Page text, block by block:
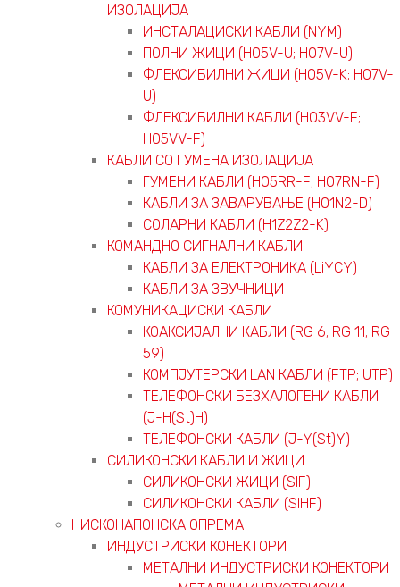
ИЗОЛАЦИЈА
ИНСТАЛАЦИСКИ КАБЛИ (NYM)
ПОЛНИ ЖИЦИ (H05V-U; H07V-U)
ФЛЕКСИБИЛНИ ЖИЦИ (H05V-K; H07V-
U)
ФЛЕКСИБИЛНИ КАБЛИ (H03VV-F;
H05VV-F)
КАБЛИ СО ГУМЕНА ИЗОЛАЦИЈА
ГУМЕНИ КАБЛИ (H05RR-F; H07RN-F)
КАБЛИ ЗА ЗАВАРУВАЊЕ (H01N2-D)
СОЛАРНИ КАБЛИ (H1Z2Z2-K)
КОМАНДНО СИГНАЛНИ КАБЛИ
КАБЛИ ЗА ЕЛЕКТРОНИКА (LiYCY)
КАБЛИ ЗА ЗВУЧНИЦИ
КОМУНИКАЦИСКИ КАБЛИ
КОАКСИЈАЛНИ КАБЛИ (RG 6; RG 11; RG
59)
КОМПЈУТЕРСКИ LAN КАБЛИ (FTP; UTP)
ТЕЛЕФОНСКИ БЕЗХАЛОГЕНИ КАБЛИ
(J-H(St)H)
ТЕЛЕФОНСКИ КАБЛИ (J-Y(St)Y)
СИЛИКОНСКИ КАБЛИ И ЖИЦИ
СИЛИКОНСКИ ЖИЦИ (SIF)
СИЛИКОНСКИ КАБЛИ (SIHF)
НИСКОНАПОНСКА ОПРЕМА
ИНДУСТРИСКИ КОНЕКТОРИ
МЕТАЛНИ ИНДУСТРИСКИ КОНЕКТОРИ